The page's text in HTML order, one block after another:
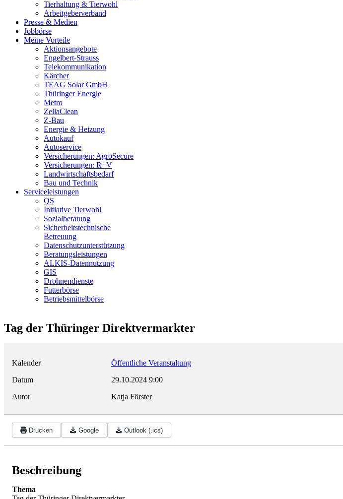
Tierhaltung & Tierwohl
Arbeitgeberverband
Presse & Medien
Jobbörse
Meine Vorteile
Aktionsangebote
Engelbert-Strauss
Telekommunikation
Kärcher
TEAG Solar GmbH
Thüringer Energie
Metro
ZellaClean
Z-Bau
Energie & Heizung
Autokauf
Autoservice
Versicherungen: AgroSecure
Versicherungen: R+V
Landwirtschaftsbedarf
Bau und Technik
Service­­leistungen
QS
Initiative Tierwohl
Sozialberatung
Sicherheitstechnische
Betreuung
Datenschutzunterstützung
Beratungsleistungen
ALKIS-Datennutzung
GIS
Drohnendienste
Futterbörse
Betriebsmittelbörse
Tag der Thüringer Direktvermarkter
Kalender
Öffentliche Veranstaltung
Datum
29.10.2024 9:00
Autor
Katja Förster
Drucken Google Outlook (.ics)
Beschreibung
Thema